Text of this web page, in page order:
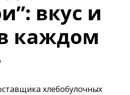
вкус и
каждом
хлебобулочных